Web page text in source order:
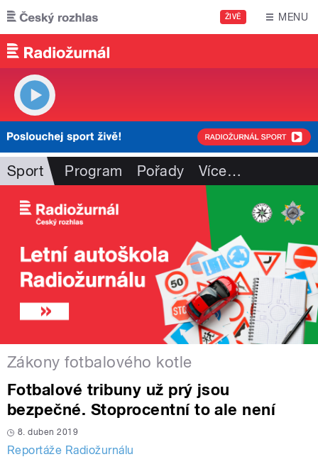
Přejít k hlavnímu obsahu
ŽIVĚ MENU
Sport Program Pořady Více…
Zákony fotbalového kotle
Fotbalové tribuny už prý jsou
bezpečné. Stoprocentní to ale není
8. duben 2019
Reportáže Radiožurnálu